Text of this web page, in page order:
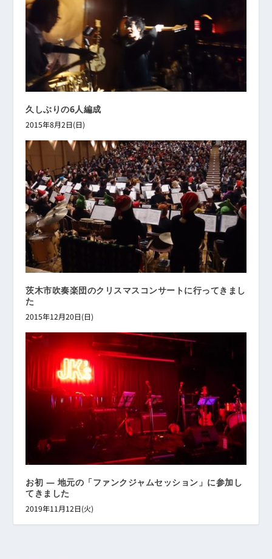
久しぶりの6人編成
2015年8月2日(日)
茨木市吹奏楽団のクリスマスコンサートに行ってきまし
た
2015年12月20日(日)
お初 ― 地元の「ファンクジャムセッション」に参加し
てきました
2019年11月12日(火)